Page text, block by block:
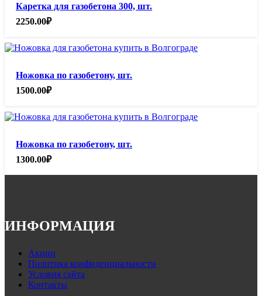
Каретка для газобетона 300, шт.
2250.00₽
Ножовка по газобетону, шт.
1500.00₽
Ножовка по газобетону, шт.
1300.00₽
ИНФОРМАЦИЯ
Акции
Политика конфиденциальности
Условия сайта
Контакты